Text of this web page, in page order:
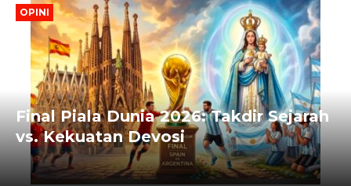
OPINI
Final Piala Dunia 2026: Takdir Sejarah
vs. Kekuatan Devosi